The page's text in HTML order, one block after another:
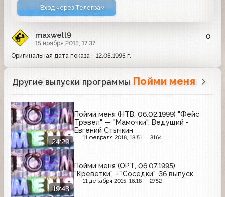
Вход через Телеграм
maxwell9
15 ноября 2015, 17:37
0
Оригинальная дата показа - 12.05.1995 г.
Другие выпуски программы Пойми меня
24:29
Пойми меня (НТВ, 06.02.1999) "Фейс
Трэвел" — "Мамочки". Ведущий -
Евгений Стычкин
11 февраля 2018, 18:51 3164
19:43
Пойми меня (ОРТ, 06.07.1995)
"Креветки" - "Соседки". 36 выпуск
11 декабря 2015, 16:18 2752